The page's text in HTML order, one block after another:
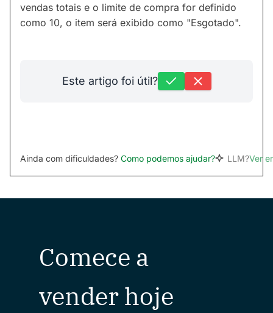
vendas totais e o limite de compra for definido
como 10, o item será exibido como "Esgotado".
Este artigo foi útil?
Ainda com dificuldades? Como podemos ajudar? LLM?Ver
Comece a
vender hoje